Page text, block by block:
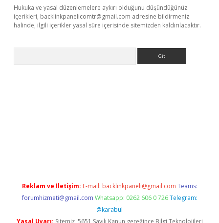
Hukuka ve yasal düzenlemelere aykırı olduğunu düşündüğünüz
içerikleri, backlinkpanelicomtr@gmail.com adresine bildirmeniz
halinde, ilgili içerikler yasal süre içerisinde sitemizden kaldırılacaktır.
Reklam ve İletişim: E-mail: backlinkpaneli@gmail.com Teams:
forumhizmeti@gmail.com Whatsapp: 0262 606 0 726 Telegram:
@karabul
Yasal Uyarı: Sitemiz, 5651 Sayılı Kanun gereğince Bilgi Teknolojileri